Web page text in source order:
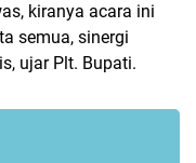
kiranya acara ini
semua, sinergi
ujar Plt. Bupati.